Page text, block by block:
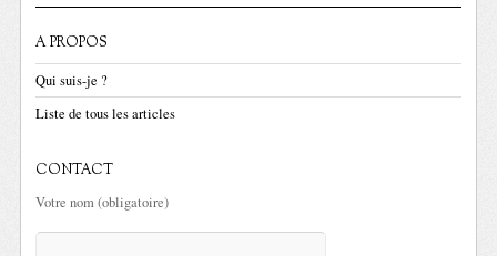
A PROPOS
Qui suis-je ?
Liste de tous les articles
CONTACT
Votre nom (obligatoire)